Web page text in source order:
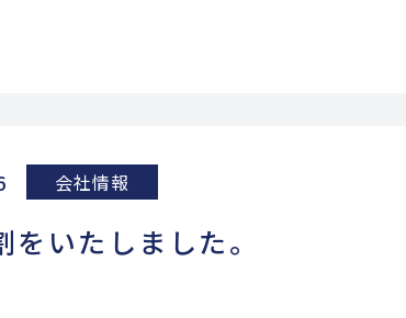
会社情報
をいたしました。